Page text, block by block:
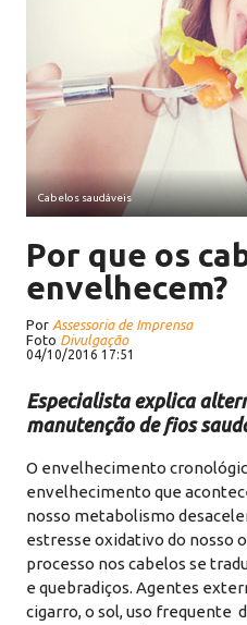
Cabelos saudáveis
Por que os
envelhecem?
Por Assessoria de Imprensa
Foto Divulgação
04/10/2016 17:51
Especialista explica
manutenção de fios
O envelhecimento
envelhecimento que
nosso metabolismo
estresse oxidativo do nosso
processo nos cabelos se
e quebradiços. Agentes
cigarro, o sol, uso frequente